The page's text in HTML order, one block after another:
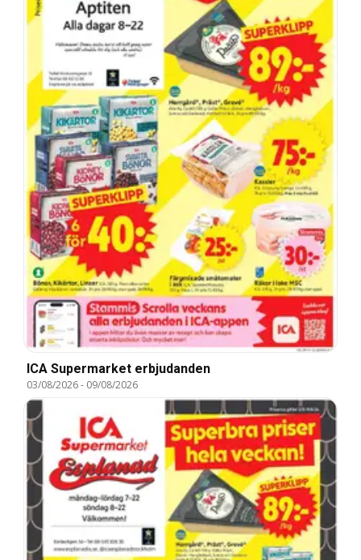
ICA Supermarket erbjudanden
03/08/2026- 09/08/2026